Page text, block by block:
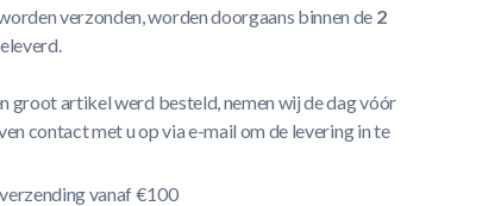
verzonden, worden doorgaans binnen de 2
groot artikel werd besteld, nemen wij de dag vóór
contact met u op via e-mail om de levering in te
vanaf €100